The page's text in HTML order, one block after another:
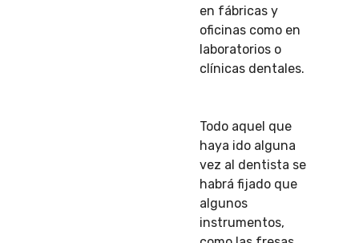
en fábricas y
oficinas como en
laboratorios o
clínicas dentales.
Todo aquel que
haya ido alguna
vez al dentista se
habrá fijado que
algunos
instrumentos,